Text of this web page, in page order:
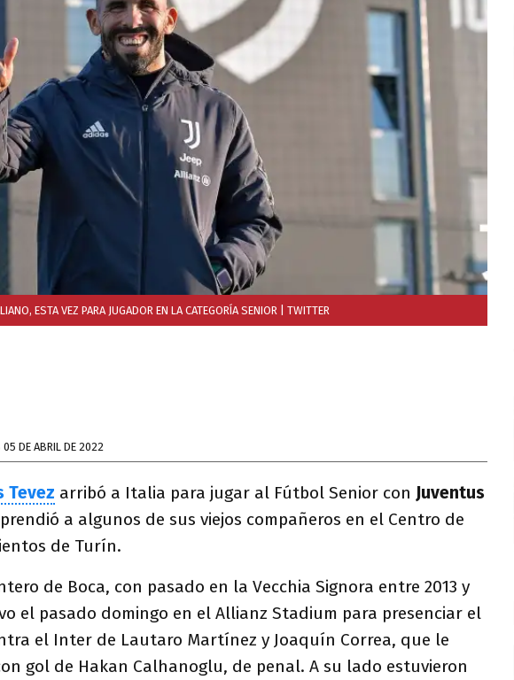
ESTA VEZ PARA JUGADOR EN LA CATEGORÍA SENIOR | TWITTER
05 DE ABRIL DE 2022
Tevez arribó a Italia para jugar al Fútbol Senior con Juventus
a algunos de sus viejos compañeros en el Centro de
de Turín.
de Boca, con pasado en la Vecchia Signora entre 2013 y
el pasado domingo en el Allianz Stadium para presenciar el
el Inter de Lautaro Martínez y Joaquín Correa, que le
gol de Hakan Calhanoglu, de penal. A su lado estuvieron